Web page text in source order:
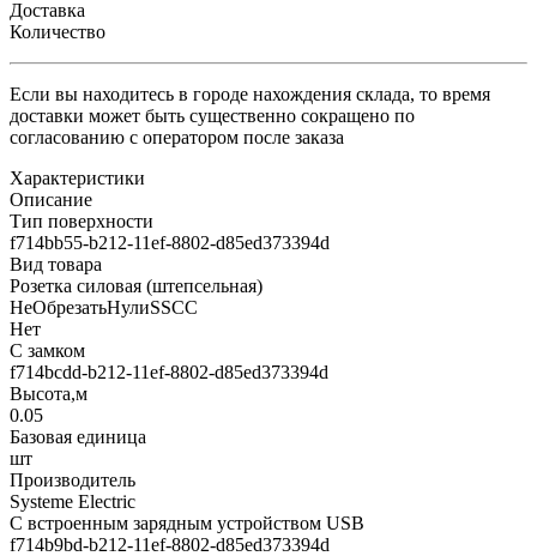
Доставка
Количество
Если вы находитесь в городе нахождения склада, то время
доставки может быть существенно сокращено по
согласованию с оператором после заказа
Характеристики
Описание
Тип поверхности
f714bb55-b212-11ef-8802-d85ed373394d
Вид товара
Розетка силовая (штепсельная)
НеОбрезатьНулиSSCC
Нет
С замком
f714bcdd-b212-11ef-8802-d85ed373394d
Высота,м
0.05
Базовая единица
шт
Производитель
Systeme Electric
С встроенным зарядным устройством USB
f714b9bd-b212-11ef-8802-d85ed373394d